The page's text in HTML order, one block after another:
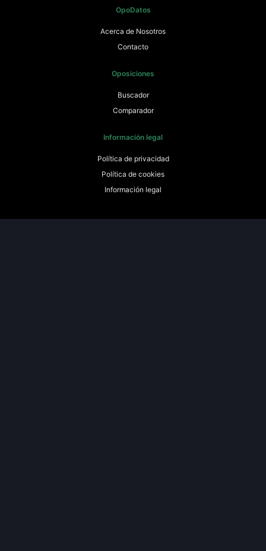
OpoDatos
Acerca de Nosotros
Contacto
Oposiciones
Buscador
Comparador
Información legal
Política de privacidad
Política de cookies
Información legal